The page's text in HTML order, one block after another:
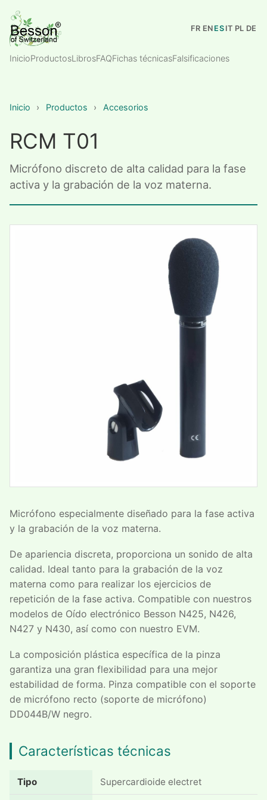
InicioProductosLibrosFAQFichas técnicasFalsificaciones
FR EN ES IT PL DE
Inicio › Productos › Accesorios
RCM T01
Micrófono discreto de alta calidad para la fase
activa y la grabación de la voz materna.
Micrófono especialmente diseñado para la fase activa
y la grabación de la voz materna.
De apariencia discreta, proporciona un sonido de alta
calidad. Ideal tanto para la grabación de la voz
materna como para realizar los ejercicios de
repetición de la fase activa. Compatible con nuestros
modelos de Oído electrónico Besson N425, N426,
N427 y N430, así como con nuestro EVM.
La composición plástica específica de la pinza
garantiza una gran flexibilidad para una mejor
estabilidad de forma. Pinza compatible con el soporte
de micrófono recto (soporte de micrófono)
DD044B/W negro.
Características técnicas
Tipo Supercardioide electret